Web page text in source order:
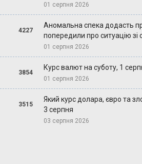
01 серпня 2026
4227
Аномальна спека додасть
попередили про ситуацію зі
01 серпня 2026
3854
Курс валют на суботу, 1
01 серпня 2026
3515
Який курс долара, євро та
3 серпня
03 серпня 2026